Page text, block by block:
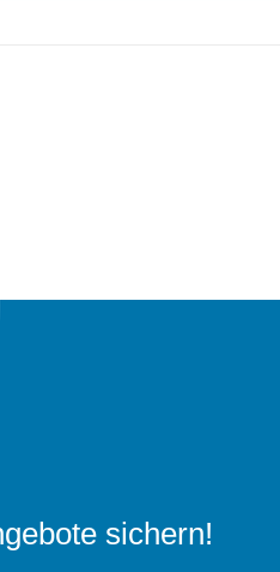
sichern!